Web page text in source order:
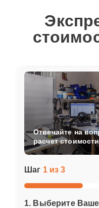
Шаг 1 из 3
1. Выберите
Отвечайте на
расчет